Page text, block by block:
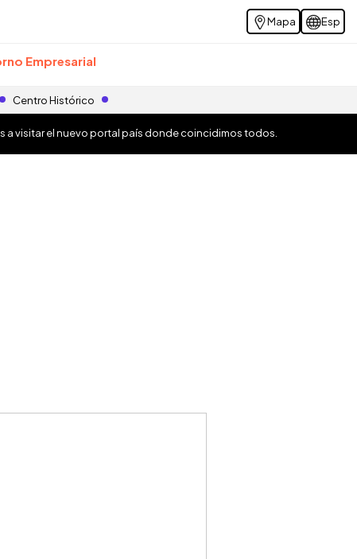
Mapa Esp
Empresarial
Centro Histórico
a visitar el nuevo portal país donde coincidimos todos.